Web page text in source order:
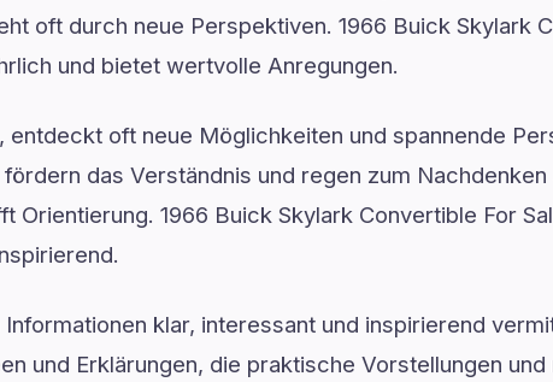
oft durch neue Perspektiven. 1966 Buick Skylark
und bietet wertvolle Anregungen.
oft neue Möglichkeiten und spannende
das Verständnis und regen zum Nachdenken
Orientierung. 1966 Buick Skylark Convertible For
klar, interessant und inspirierend
und Erklärungen, die praktische Vorstellungen und